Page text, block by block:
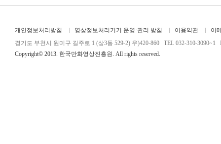
개인정보처리방침 영상정보처리기기 운영·관리 방침 이용약관
이
경기도 부천시 원미구 길주로 1 (상3동 529-2) 우)420-860 TEL 032-310-3090~1
Copyright© 2013. 한국만화영상진흥원. All rights reserved.